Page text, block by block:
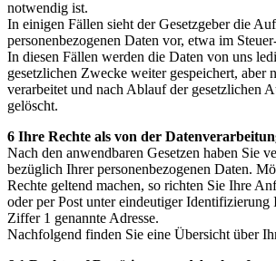
notwendig ist.
In einigen Fällen sieht der Gesetzgeber die
personenbezogenen Daten vor, etwa im
In diesen Fällen werden die Daten von uns
gesetzlichen Zwecke weiter gespeichert, aber
verarbeitet und nach Ablauf der gesetzlichen
gelöscht.
6 Ihre Rechte als von der
Nach den anwendbaren Gesetzen haben Sie
bezüglich Ihrer personenbezogenen Daten.
Rechte geltend machen, so richten Sie Ihre
oder per Post unter eindeutiger Identifizierung
Ziffer 1 genannte Adresse.
Nachfolgend finden Sie eine Übersicht über